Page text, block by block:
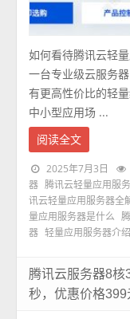
如何看待腾讯云轻
一台专业级云服务
有更高性价比的轻
中小型应用场 ...
阅读全文
2025年7月3日
器 腾讯云轻量应用服
讯云轻量应用服务器全
量应用服务器是什么
器 轻量应用服务器介绍
腾讯云服务器8核
秒，优惠价格399